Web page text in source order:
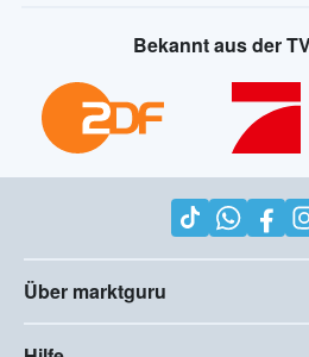
Bekannt aus der
Über marktguru